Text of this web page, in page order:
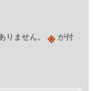
ません。 ※ が付